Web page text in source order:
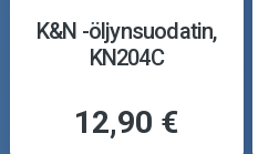
K&N -öljynsuodatin,
KN204C
12,90 €